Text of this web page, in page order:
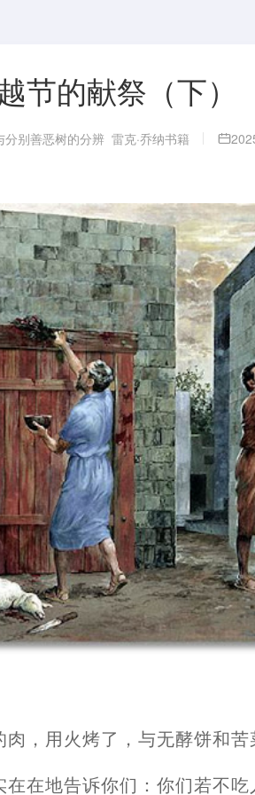
节的献祭（下）
分别善恶树的分辨 雷克·乔纳书籍
肉 ， 用火烤了 ，与无酵饼和苦
在在地告诉你们 ：你们若不吃